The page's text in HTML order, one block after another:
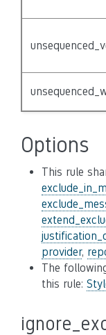
Options
This rule
provider,
The
this rule: